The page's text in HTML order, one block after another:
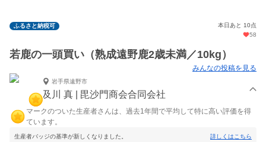
ふるさと納税可
本日あと 10点
58
若鹿の一頭買い（熟成遠野鹿2歳未満／10kg）
みんなの投稿を見る
岩手県遠野市
及川 真 | 毘沙門商会合同会社
マークのついた生産者さんは、過去1年間で平均して特に高い評価を得
ています。
生産者バッジの基準が新しくなりました。 詳しくはこちら